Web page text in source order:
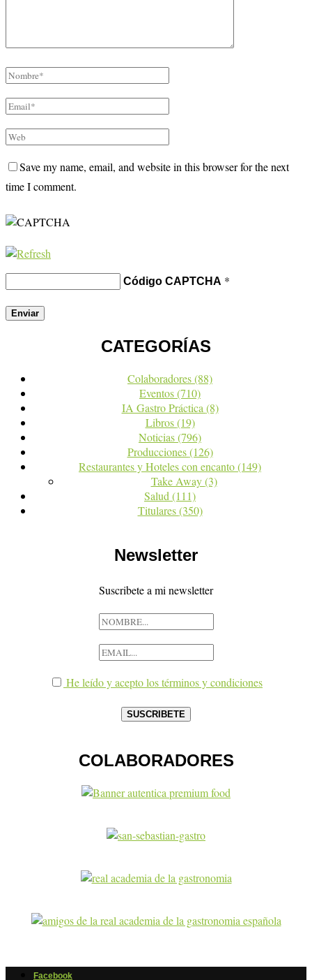
Save my name, email, and website in this browser for the next
time I comment.
Código CAPTCHA *
CATEGORÍAS
Colaboradores(88)
Eventos(710)
IA Gastro Práctica(8)
Libros(19)
Noticias(796)
Producciones(126)
Restaurantes y Hoteles con encanto(149)
Take Away(3)
Salud(111)
Titulares(350)
Newsletter
Suscribete a mi newsletter
He leído y acepto los términos y condiciones
COLABORADORES
Facebook